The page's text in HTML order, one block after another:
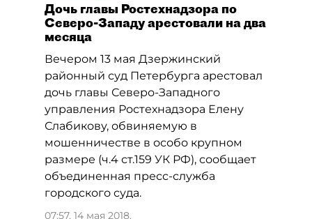
Дочь главы Ростехнадзора по
Северо-Западу арестовали на два
месяца
Вечером 13 мая Дзержинский
районный суд Петербурга арестовал
дочь главы Северо-Западного
управления Ростехнадзора Елену
Слабикову, обвиняемую в
мошенничестве в особо крупном
размере (ч.4 ст.159 УК РФ), сообщает
объединенная пресс-служба
городского суда.
07:57, 14 мая 2018,